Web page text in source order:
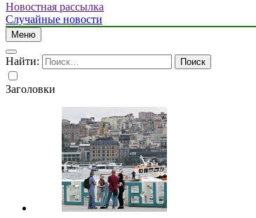
Новостная рассылка
Случайные новости
Меню
Найти:
Заголовки